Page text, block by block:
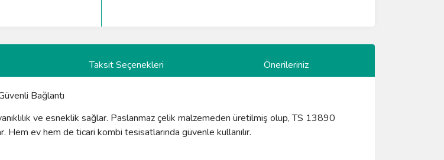
Taksit Seçenekleri Önerileriniz
Bağlantı
ve esneklik sağlar. Paslanmaz çelik malzemeden üretilmiş olup, TS 13890
ev hem de ticari kombi tesisatlarında güvenle kullanılır.